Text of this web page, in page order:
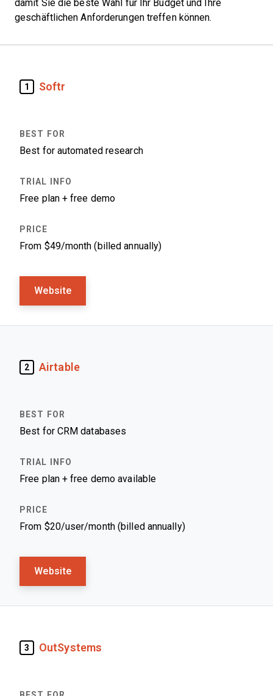
damit Sie die beste Wahl für Ihr Budget und Ihre
geschäftlichen Anforderungen treffen können.
1 Softr
Best for automated research
Free plan + free demo
From $49/month (billed annually)
Website
2 Airtable
Best for CRM databases
Free plan + free demo available
From $20/user/month (billed annually)
Website
3 OutSystems